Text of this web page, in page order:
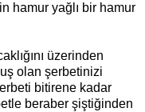
hamur yağlı bir hamur
üzerinden
olan şerbetinizi
bitirene kadar
beraber şiştiğinden